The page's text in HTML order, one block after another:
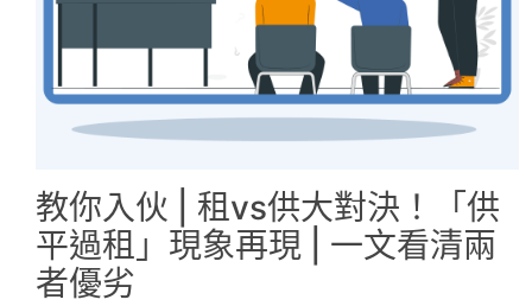
教你入伙 | 租vs供大對決！「供
平過租」現象再現 | 一文看清兩
者優劣